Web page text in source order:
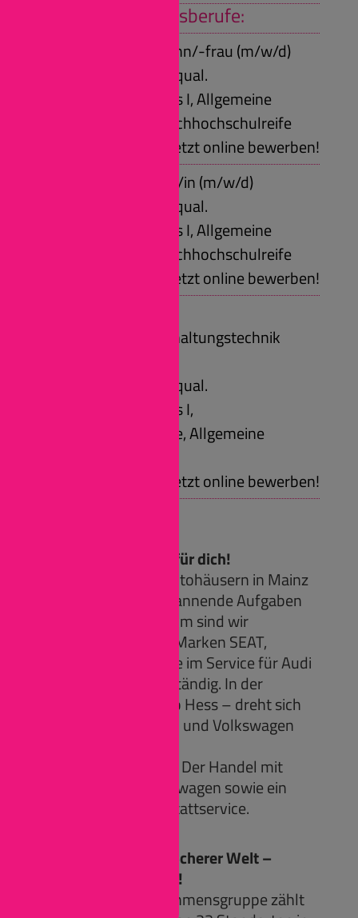
Duale Ausbildungsberufe:
Automobilkaufmann/-frau (m/w/d)
Voraussetzungen: qual.
Sekundarabschluss I, Allgemeine
Hochschulreife, Fachhochschulreife
Jetzt online bewerben!
Kfz-Mechatroniker/in (m/w/d)
Voraussetzungen: qual.
Sekundarabschluss I, Allgemeine
Hochschulreife, Fachhochschulreife
Jetzt online bewerben!
Karosserieinstandhaltungstechnik
Voraussetzungen: qual.
Sekundarabschluss I,
Fachhochschulreife, Allgemeine
Jetzt online bewerben!
viele Möglichkeiten für dich!
In unseren beiden Autohäusern in Mainz
gibt’s jede Menge spannende Aufgaben
für dich. In Hechtsheim sind wir
Vertragspartner der Marken SEAT,
CUPRA, ŠKODA sowie im Service für Audi
und Volkswagen zuständig. In der
Rheinallee – bei Auto Hess – dreht sich
alles um Volkswagen und Volkswagen
Unser Kerngeschäft? Der Handel mit
Neu- und Gebrauchtwagen sowie ein
umfassender Werkstattservice.
Dein Einstieg in die Scherer Welt –
Willkommen bei uns!
Die Scherer Unternehmensgruppe zählt